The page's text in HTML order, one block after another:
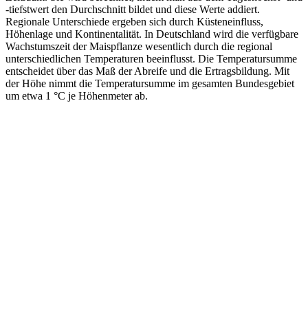
-tiefstwert den Durchschnitt bildet und diese Werte addiert.
Regionale Unterschiede ergeben sich durch Küsteneinfluss,
Höhenlage und Kontinentalität. In Deutschland wird die verfügbare
Wachstumszeit der Maispflanze wesentlich durch die regional
unterschiedlichen Temperaturen beeinflusst. Die Temperatursumme
entscheidet über das Maß der Abreife und die Ertragsbildung. Mit
der Höhe nimmt die Temperatursumme im gesamten Bundesgebiet
um etwa 1 °C je Höhenmeter ab.